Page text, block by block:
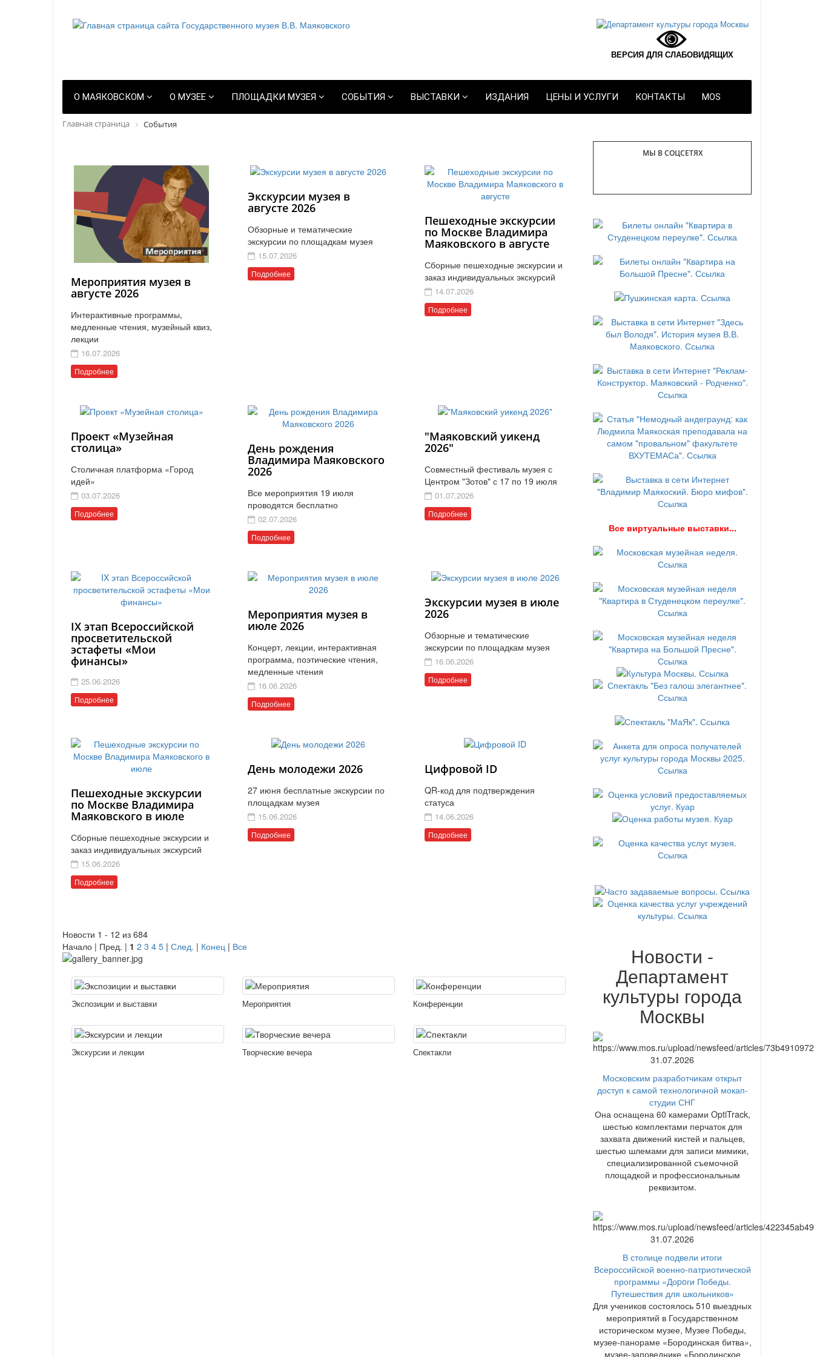
ВЕРСИЯ ДЛЯ СЛАБОВИДЯЩИХ
О МАЯКОВСКОМ О МУЗЕЕ ПЛОЩАДКИ МУЗЕЯ СОБЫТИЯ ВЫСТАВКИ ИЗДАНИЯ ЦЕНЫ И УСЛУГИ КОНТАКТЫ MOS
Главная страница События
Мероприятия музея в
августе 2026
Интерактивные программы,
медленные чтения, музейный квиз,
лекции
16.07.2026
Подробнее
Экскурсии музея в
августе 2026
Обзорные и тематические
экскурсии по площадкам музея
15.07.2026
Подробнее
Пешеходные экскурсии
по Москве Владимира
Маяковского в августе
Сборные пешеходные экскурсии и
заказ индивидуальных экскурсий
14.07.2026
Подробнее
Проект «Музейная
столица»
Столичная платформа «Город
идей»
03.07.2026
Подробнее
День рождения
Владимира Маяковского
2026
Все мероприятия 19 июля
проводятся бесплатно
02.07.2026
Подробнее
"Маяковский уикенд
2026"
Совместный фестиваль музея с
Центром "Зотов" с 17 по 19 июля
01.07.2026
Подробнее
IX этап Всероссийской
просветительской
эстафеты «Мои
финансы»
25.06.2026
Подробнее
Мероприятия музея в
июле 2026
Концерт, лекции, интерактивная
программа, поэтические чтения,
медленные чтения
16.06.2026
Подробнее
Экскурсии музея в июле
2026
Обзорные и тематические
экскурсии по площадкам музея
16.06.2026
Подробнее
Пешеходные экскурсии
по Москве Владимира
Маяковского в июле
Сборные пешеходные экскурсии и
заказ индивидуальных экскурсий
15.06.2026
Подробнее
День молодежи 2026
27 июня бесплатные экскурсии по
площадкам музея
15.06.2026
Подробнее
Цифровой ID
QR-код для подтверждения
статуса
14.06.2026
Подробнее
Новости 1 - 12 из 684
Начало | Пред. | 1 2 3 4 5 | След. | Конец | Все
Экспозиции и выставки Мероприятия Конференции
Экскурсии и лекции Творческие вечера Спектакли
МЫ В СОЦСЕТЯХ
Все виртуальные выставки...
Новости -
Департамент
культуры города
Москвы
31.07.2026
Московским разработчикам открыт
доступ к самой технологичной мокап-
студии СНГ
Она оснащена 60 камерами OptiTrack,
шестью комплектами перчаток для
захвата движений кистей и пальцев,
шестью шлемами для записи мимики,
специализированной съемочной
площадкой и профессиональным
реквизитом.
31.07.2026
В столице подвели итоги
Всероссийской военно-патриотической
программы «Доpoги Победы.
Путешествия для школьников»
Для учеников состоялось 510 выездных
мероприятий в Государственном
историческом музее, Музее Победы,
музее-панораме «Бородинская битва»,
музее-заповеднике «Бородинское